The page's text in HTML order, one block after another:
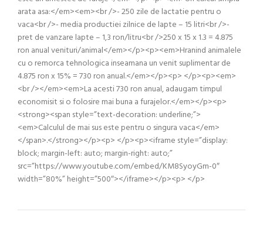
arata asa:</em><em><br />- 250 zile de lactatie pentru o
vaca<br />- media productiei zilnice de lapte – 15 litri<br />-
pret de vanzare lapte – 1,3 ron/litru<br />250 x 15 x 1.3 = 4.875
ron anual venituri/animal</em></p><p><em>Hranind animalele
cu o remorca tehnologica inseamana un venit suplimentar de
4.875 ron x 15% = 730 ron anual.</em></p><p> </p><p><em>
<br /></em><em>La acesti 730 ron anual, adaugam timpul
economisit si o folosire mai buna a furajelor.</em></p><p>
<strong><span style=”text-decoration: underline;”>
<em>Calculul de mai sus este pentru o singura vaca</em>
</span>.</strong></p><p> </p><p><iframe style=”display:
block; margin-left: auto; margin-right: auto;”
src=”https://www.youtube.com/embed/KM8SyoyGm-0″
width=”80%” height=”500″></iframe></p><p> </p>